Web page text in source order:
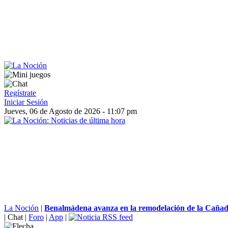
Regístrate
Iniciar Sesión
Jueves, 06 de Agosto de 2026 - 11:07 pm
La Noción | Benalmádena avanza en la remodelación de la
| Chat | Foro | App |